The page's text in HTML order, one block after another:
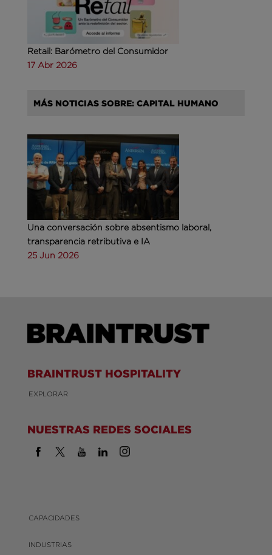
Retail: Barómetro del Consumidor
17 Abr 2026
MÁS NOTICIAS SOBRE: CAPITAL HUMANO
Una conversación sobre absentismo laboral,
transparencia retributiva e IA
25 Jun 2026
BRAINTRUST HOSPITALITY
EXPLORAR
NUESTRAS REDES SOCIALES
CAPACIDADES
INDUSTRIAS